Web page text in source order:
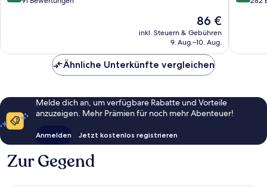
Der
Preis
beträgt
86 €
inkl. Steuern & Gebühren
9. Aug.–10. Aug.
Ähnliche Unterkünfte vergleichen
Melde dich an, um verfügbare Rabatte und Vorteile
anzuzeigen. Mehr Prämien für noch mehr Abenteuer!
Anmelden Jetzt kostenlos registrieren
Zur Gegend